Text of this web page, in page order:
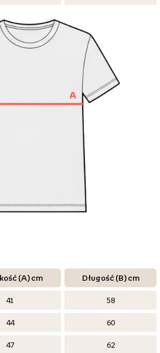
(A) cm Długość (B) cm
41 58
44 60
47 62